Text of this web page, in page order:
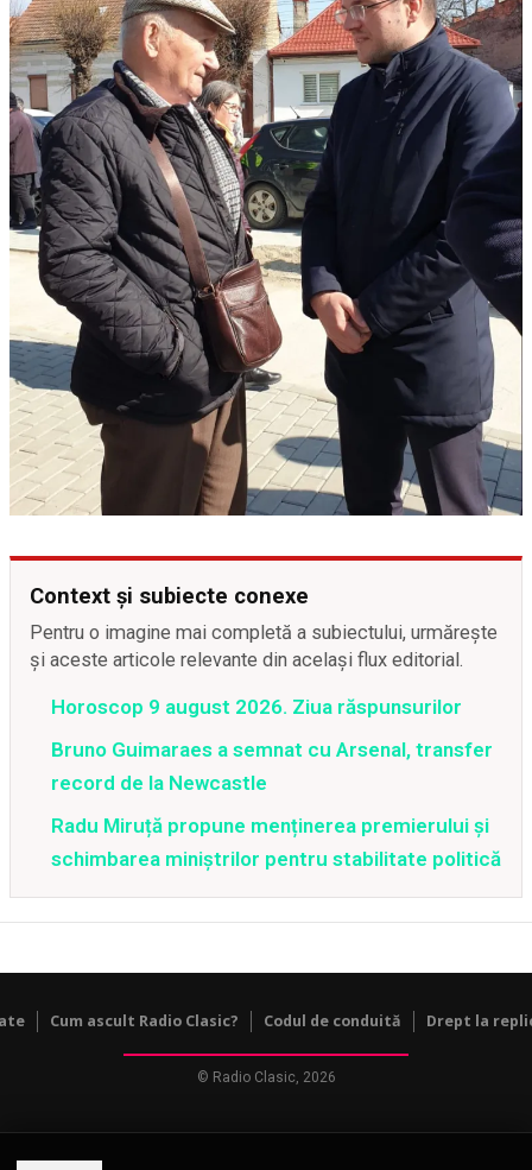
Context și subiecte conexe
Pentru o imagine mai completă a subiectului, urmărește
și aceste articole relevante din același flux editorial.
Horoscop 9 august 2026. Ziua răspunsurilor
Bruno Guimaraes a semnat cu Arsenal, transfer
record de la Newcastle
Radu Miruță propune menținerea premierului și
schimbarea miniștrilor pentru stabilitate politică
Cum ascult Radio Clasic? Codul de conduită Drept la
© Radio Clasic, 2026